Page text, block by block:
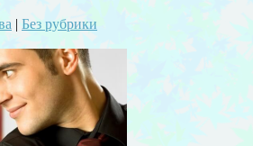
| Без рубрики